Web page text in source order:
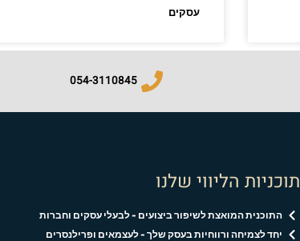
עסקים
054-3110845​
תוכניות הליווי שלנו
התוכנית המואצת לשיפור ביצועים - לבעלי עסקים וחברות
יחד לצמיחה ורווחיות בעסק שלך - לעצמאים ופרילנסרים